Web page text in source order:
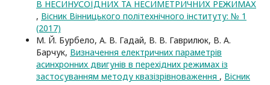
В НЕСИНУСОЇДНИХ ТА НЕСИМЕТРИЧНИХ РЕЖИМАХ
, Вісник Вінницького політехнічного інституту: № 1
(2017)
М. Й. Бурбело, А. В. Гадай, В. В. Гаврилюк, В. А.
Барчук, Визначення електричних параметрів
асинхронних двигунів в перехідних режимах із
застосуванням методу квазізрівноваження , Вісник